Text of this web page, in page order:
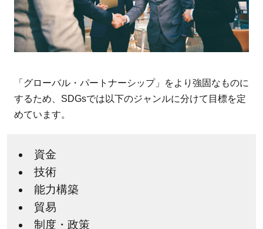
世界
2
SDGs
めの
課題
と現
2.1
途上
国の
資金
不足
「グローバル・パートナーシップ」をより強固なものに
するため、SDGsでは以下のジャンルに分けて目標を定
めています。
資金
技術
能力構築
貿易
制度・政策